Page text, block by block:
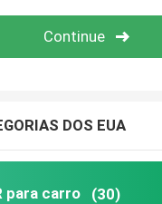
GPS
DOS EUA
para carro (30)